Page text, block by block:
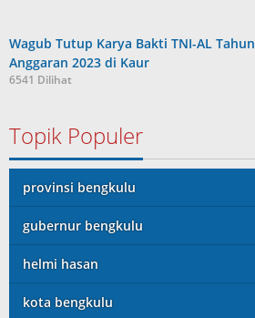
Wagub Tutup Karya Bakti TNI-AL Tahun
Anggaran 2023 di Kaur
6541 Dilihat
Topik Populer
provinsi bengkulu
gubernur bengkulu
helmi hasan
kota bengkulu